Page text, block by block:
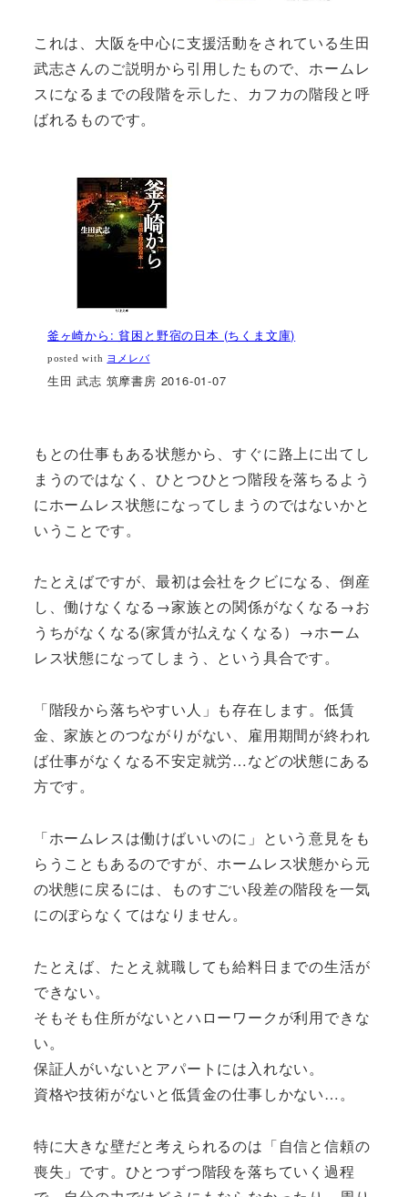
これは、大阪を中心に支援活動をされている生田
武志さんのご説明から引用したもので、ホームレ
スになるまでの段階を示した、カフカの階段と呼
ばれるものです。
釜ヶ崎から: 貧困と野宿の日本 (ちくま文庫)
posted with ヨメレバ
生田 武志 筑摩書房 2016-01-07
もとの仕事もある状態から、すぐに路上に出てし
まうのではなく、ひとつひとつ階段を落ちるよう
にホームレス状態になってしまうのではないかと
いうことです。
たとえばですが、最初は会社をクビになる、倒産
し、働けなくなる→家族との関係がなくなる→お
うちがなくなる(家賃が払えなくなる）→ホーム
レス状態になってしまう、という具合です。
「階段から落ちやすい人」も存在します。低賃
金、家族とのつながりがない、雇用期間が終われ
ば仕事がなくなる不安定就労…などの状態にある
方です。
「ホームレスは働けばいいのに」という意見をも
らうこともあるのですが、ホームレス状態から元
の状態に戻るには、ものすごい段差の階段を一気
にのぼらなくてはなりません。
たとえば、たとえ就職しても給料日までの生活が
できない。
そもそも住所がないとハローワークが利用できな
い。
保証人がいないとアパートには入れない。
資格や技術がないと低賃金の仕事しかない…。
特に大きな壁だと考えられるのは「自信と信頼の
喪失」です。ひとつずつ階段を落ちていく過程